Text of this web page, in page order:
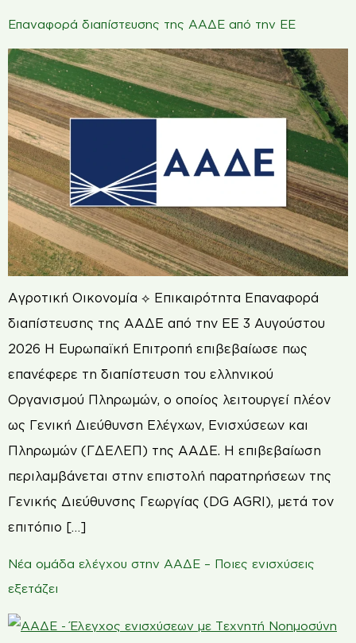
Επαναφορά διαπίστευσης της ΑΑΔΕ από την ΕΕ
Αγροτική Οικονομία ⟡ Επικαιρότητα Επαναφορά
διαπίστευσης της ΑΑΔΕ από την ΕΕ 3 Αυγούστου
2026 Η Ευρωπαϊκή Επιτροπή επιβεβαίωσε πως
επανέφερε τη διαπίστευση του ελληνικού
Οργανισμού Πληρωμών, ο οποίος λειτουργεί πλέον
ως Γενική Διεύθυνση Ελέγχων, Ενισχύσεων και
Πληρωμών (ΓΔΕΛΕΠ) της ΑΑΔΕ. Η επιβεβαίωση
περιλαμβάνεται στην επιστολή παρατηρήσεων της
Γενικής Διεύθυνσης Γεωργίας (DG AGRI), μετά τον
επιτόπιο […]
Νέα ομάδα ελέγχου στην ΑΑΔΕ – Ποιες ενισχύσεις
εξετάζει